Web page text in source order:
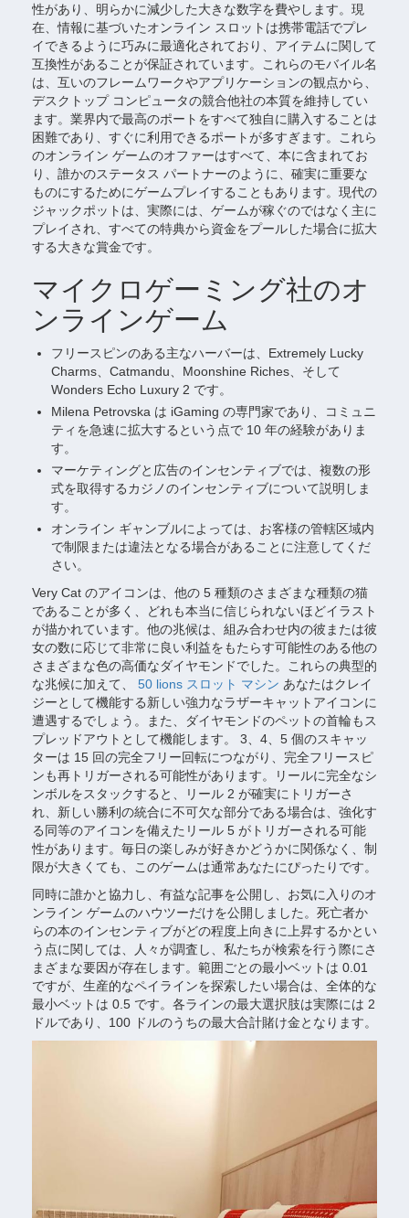
性があり、明らかに減少した大きな数字を費やします。現
在、情報に基づいたオンライン スロットは携帯電話でプレ
イできるように巧みに最適化されており、アイテムに関して
互換性があることが保証されています。これらのモバイル名
は、互いのフレームワークやアプリケーションの観点から、
デスクトップ コンピュータの競合他社の本質を維持してい
ます。業界内で最高のポートをすべて独自に購入することは
困難であり、すぐに利用できるポートが多すぎます。これら
のオンライン ゲームのオファーはすべて、本に含まれてお
り、誰かのステータス パートナーのように、確実に重要な
ものにするためにゲームプレイすることもあります。現代の
ジャックポットは、実際には、ゲームが稼ぐのではなく主に
プレイされ、すべての特典から資金をプールした場合に拡大
する大きな賞金です。
マイクロゲーミング社のオ
ンラインゲーム
フリースピンのある主なハーバーは、Extremely Lucky
Charms、Catmandu、Moonshine Riches、そして
Wonders Echo Luxury 2 です。
Milena Petrovska は iGaming の専門家であり、コミュニ
ティを急速に拡大するという点で 10 年の経験がありま
す。
マーケティングと広告のインセンティブでは、複数の形
式を取得するカジノのインセンティブについて説明しま
す。
オンライン ギャンブルによっては、お客様の管轄区域内
で制限または違法となる場合があることに注意してくだ
さい。
Very Cat のアイコンは、他の 5 種類のさまざまな種類の猫
であることが多く、どれも本当に信じられないほどイラスト
が描かれています。他の兆候は、組み合わせ内の彼または彼
女の数に応じて非常に良い利益をもたらす可能性のある他の
さまざまな色の高価なダイヤモンドでした。これらの典型的
な兆候に加えて、 50 lions スロット マシン あなたはクレイ
ジーとして機能する新しい強力なラザーキャットアイコンに
遭遇するでしょう。また、ダイヤモンドのペットの首輪もス
プレッドアウトとして機能します。 3、4、5 個のスキャッ
ターは 15 回の完全フリー回転につながり、完全フリースピ
ンも再トリガーされる可能性があります。リールに完全なシ
ンボルをスタックすると、リール 2 が確実にトリガーさ
れ、新しい勝利の統合に不可欠な部分である場合は、強化す
る同等のアイコンを備えたリール 5 がトリガーされる可能
性があります。毎日の楽しみが好きかどうかに関係なく、制
限が大きくても、このゲームは通常あなたにぴったりです。
同時に誰かと協力し、有益な記事を公開し、お気に入りのオ
ンライン ゲームのハウツーだけを公開しました。死亡者か
らの本のインセンティブがどの程度上向きに上昇するかとい
う点に関しては、人々が調査し、私たちが検索を行う際にさ
まざまな要因が存在します。範囲ごとの最小ベットは 0.01
ですが、生産的なペイラインを探索したい場合は、全体的な
最小ベットは 0.5 です。各ラインの最大選択肢は実際には 2
ドルであり、100 ドルのうちの最大合計賭け金となります。